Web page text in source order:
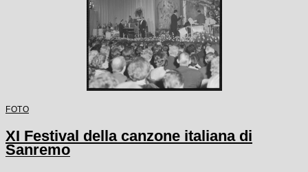
FOTO
XI Festival della canzone italiana di
Sanremo